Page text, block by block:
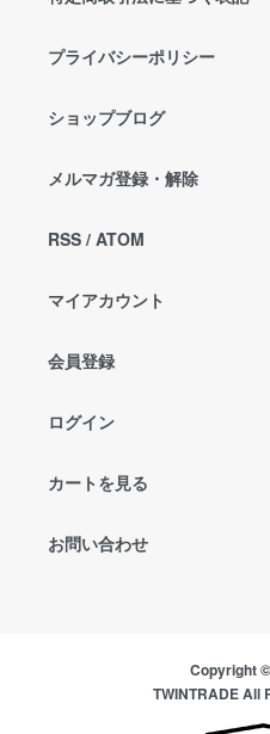
プライバシーポリシー
ショップブログ
メルマガ登録・解除
RSS / ATOM
マイアカウント
会員登録
ログイン
カートを見る
お問い合わせ
Copyright
TWINTRADE All